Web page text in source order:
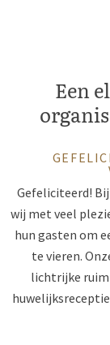
Een
Gefeliciteerd!
wij met veel
hun gasten om
te vieren.
lichtrijke